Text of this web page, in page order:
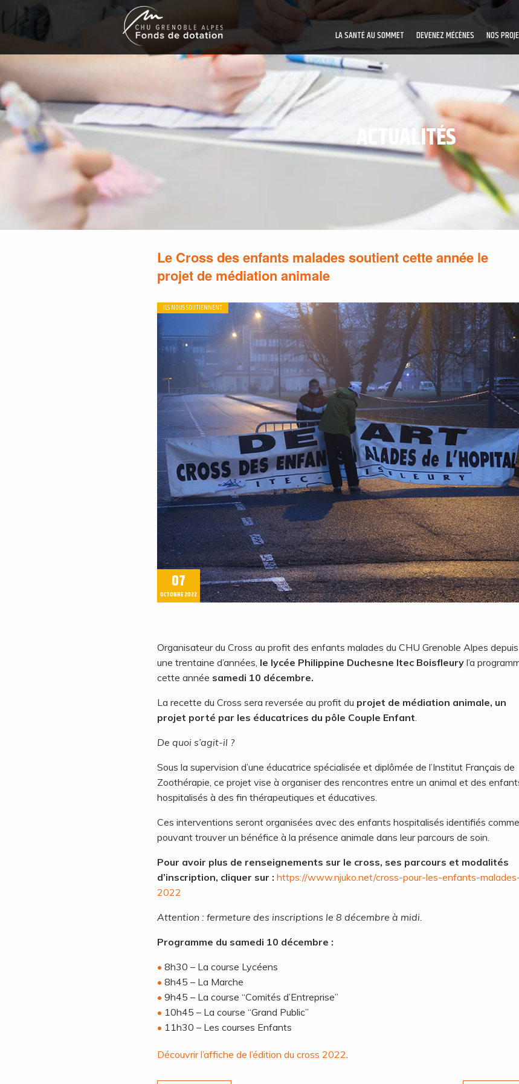
LA SANTÉ AU SOMMET DEVENEZ MÉCÈNES NOS
ACTUALITÉS
Le Cross des enfants malades soutient cette année le
projet de médiation animale
ILS NOUS SOUTIENNENT
07
OCTOBRE 2022
Organisateur du Cross au profit des enfants malades du CHU Grenoble Alpes depuis
une trentaine d’années, le lycée Philippine Duchesne Itec Boisfleuryl’a
cette année samedi 10 décembre.
La recette du Cross sera reversée au profit du projet de médiation animale, un
projet porté par les éducatrices du pôle Couple Enfant.
De quoi s’agit-il ?
Sous la supervision d’une éducatrice spécialisée et diplômée de l’Institut Français de
Zoothérapie, ce projet vise à organiser des rencontres entre un animal et des
hospitalisés à des fin thérapeutiques et éducatives.
Ces interventions seront organisées avec des enfants hospitalisés identifiés comme
pouvant trouver un bénéfice à la présence animale dans leur parcours de soin.
Pour avoir plus de renseignements sur le cross, ses parcours et modalités
d’inscription, cliquer sur : https://www.njuko.net/cross-pour-les-enfants-
2022
Attention : fermeture des inscriptions le 8 décembre à midi.
Programme du samedi 10 décembre :
8h30 – La course Lycéens
8h45 – La Marche
9h45 – La course “Comités d’Entreprise”
10h45 – La course “Grand Public”
11h30 – Les courses Enfants
Découvrir l’affiche de l’édition du cross 2022.